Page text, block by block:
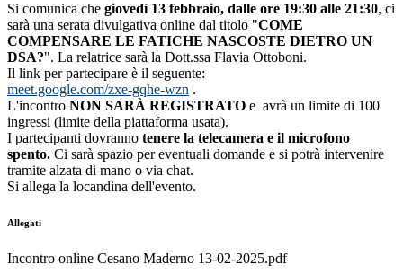
Si comunica che giovedì 13 febbraio, dalle ore 19:30 alle 21:30, ci
sarà una serata divulgativa online dal titolo "COME
COMPENSARE LE FATICHE NASCOSTE DIETRO UN
DSA?". La relatrice sarà la Dott.ssa Flavia Ottoboni.
Il link per partecipare è il seguente:
meet.google.com/zxe-gqhe-wzn .
L'incontro NON SARÀ REGISTRATO e avrà un limite di 100
ingressi (limite della piattaforma usata).
I partecipanti dovranno tenere la telecamera e il microfono
spento. Ci sarà spazio per eventuali domande e si potrà intervenire
tramite alzata di mano o via chat.
Si allega la locandina dell'evento.
Allegati
Incontro online Cesano Maderno 13-02-2025.pdf